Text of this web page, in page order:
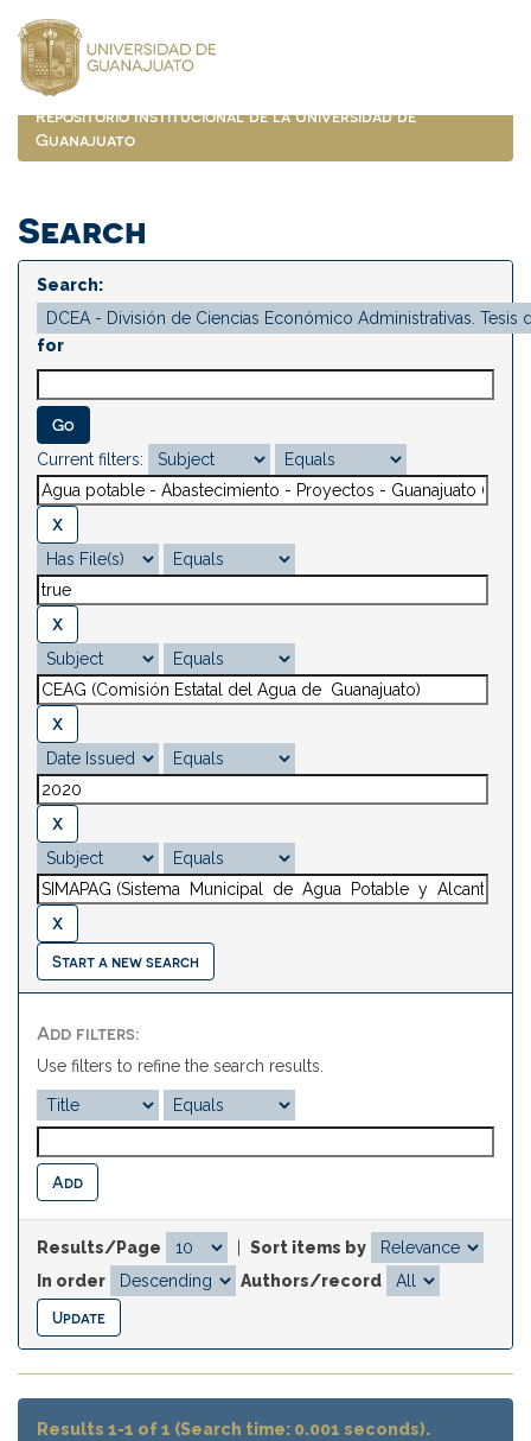
navigation
Repositorio Institucional de la Universidad de
Guanajuato
Search
Search:
for
Current filters:
Start a new search
Add filters:
Use filters to refine the search results.
Results/Page
Sort items by
In order
Authors/record
Results 1-1 of 1 (Search time: 0.001 seconds).